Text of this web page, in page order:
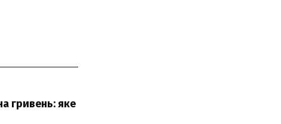
гривень: яке